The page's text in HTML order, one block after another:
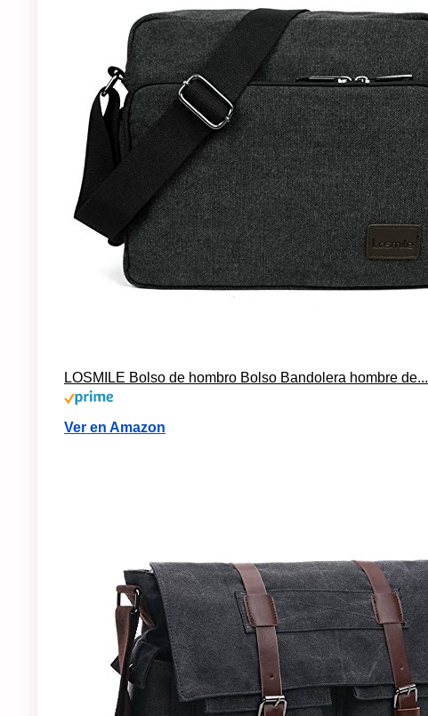
LOSMILE Bolso de hombro Bolso Bandolera hombre de...
Ver en Amazon